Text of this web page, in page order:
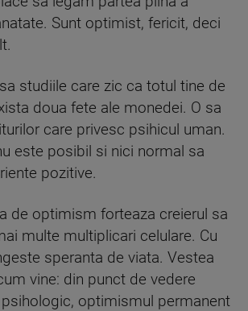
Sunt optimist, fericit, deci
studiile care zic ca totul tine de
doua fete ale monedei. O sa
care privesc psihicul uman.
este posibil si nici normal sa
pozitive.
de optimism forteaza creierul sa
multe multiplicari celulare. Cu
speranta de viata. Vestea
vine: din punct de vedere
optimismul permanent